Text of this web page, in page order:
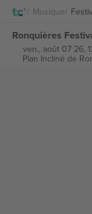
Musique
Ronquières
ven., août 07 26,
Plan Incliné de